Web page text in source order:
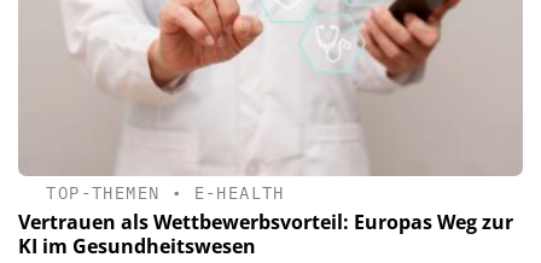
TOP-THEMEN • E-HEALTH
Vertrauen als Wettbewerbsvorteil: Europas Weg zur
KI im Gesundheitswesen